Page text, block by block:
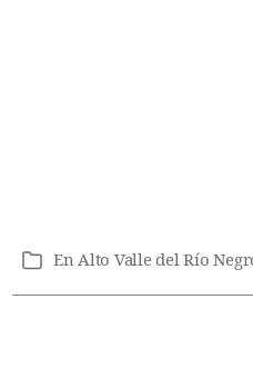
Categorías
EnAlto Valle del Río